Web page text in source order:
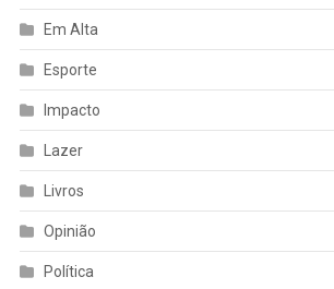
Em Alta
Esporte
Impacto
Lazer
Livros
Opinião
Política